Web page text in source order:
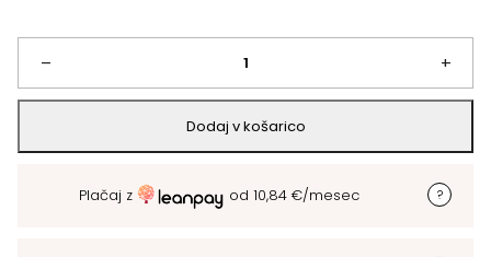
–
omarica
Peta
+
Dodaj v košarico
Plačaj z od 10,84 €/mesec